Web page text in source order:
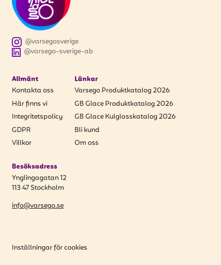
@varsego-sverige-ab
@varsegosverige
Allmänt
Kontakta oss
Här finns vi
Integritetspolicy
GDPR
Villkor
Länkar
Varsego Produktkatalog 2026
GB Glace Produktkatalog 2026
GB Glace Kulglasskatalog 2026
Bli kund
Om oss
Besöksadress
Ynglingagatan 12
113 47 Stockholm
info@varsego.se
Inställningar för cookies